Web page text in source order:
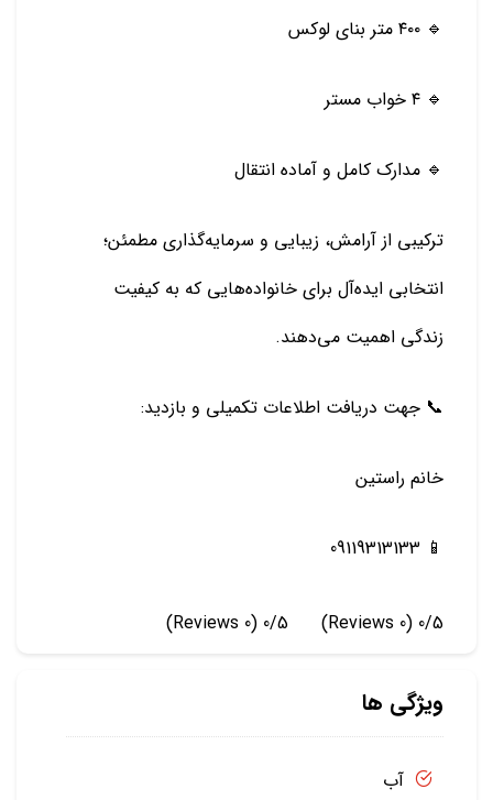
🔹 ۴۰۰ متر بنای لوکس
🔹 ۴ خواب مستر
🔹 مدارک کامل و آماده انتقال
ترکیبی از آرامش، زیبایی و سرمایه‌گذاری مطمئن؛
انتخابی ایده‌آل برای خانواده‌هایی که به کیفیت
زندگی اهمیت می‌دهند.
📞 جهت دریافت اطلاعات تکمیلی و بازدید:
خانم راستین
📱 09119313133
0/5
(0 Reviews)
0/5
(0 Reviews)
ویژگی ها
آب